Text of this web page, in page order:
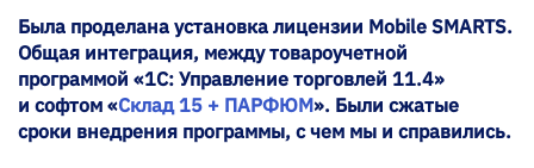
Была проделана установка лицензии Mobile SMARTS.
Общая интеграция, между товароучетной
программой «1С: Управление торговлей 11.4»
и софтом «Склад 15 + ПАРФЮМ». Были сжатые
сроки внедрения программы, с чем мы и справились.